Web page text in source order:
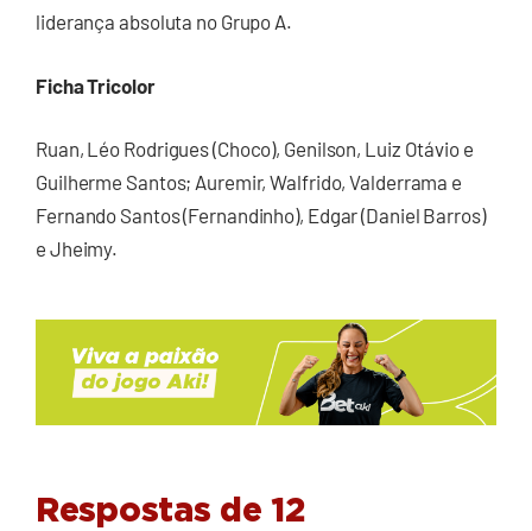
liderança absoluta no Grupo A.
Ficha Tricolor
Ruan, Léo Rodrigues (Choco), Genilson, Luiz Otávio e
Guilherme Santos; Auremir, Walfrido, Valderrama e
Fernando Santos (Fernandinho), Edgar (Daniel Barros)
e Jheimy.
Respostas de 12